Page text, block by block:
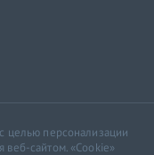
целью персонализации
веб-сайтом. «Cookie»